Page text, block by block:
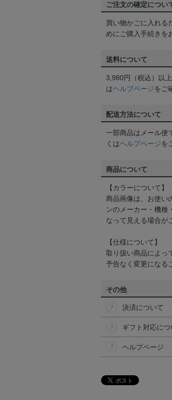
ご注文の確定につい
買い物かごに入れる
めにご購入手続きを
送料について
3,980円（税込）以
はヘルプページをご
配送方法について
一部商品はメール便
くはヘルプページを
商品について
【カラーについて】
商品画像は、お使い
ンのメーカー・機種
なって見える場合が
【仕様について】
取り扱い商品によっ
予告なく変更になる
その他
決済について
ギフト対応に
ヘルプページ